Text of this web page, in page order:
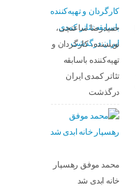
حمیدرضا ساعتچی،
نویسنده، کارگردان و
تهیه‌کننده باسابقه
تئاتر کمدی ایران
درگذشت
محمد موفق رهسپار
خانه ابدی شد